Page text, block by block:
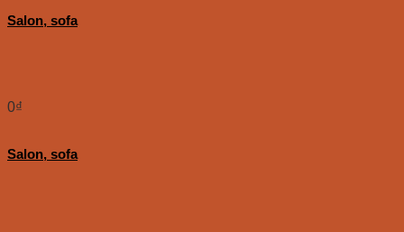
Salon, sofa
0₫
Salon, sofa